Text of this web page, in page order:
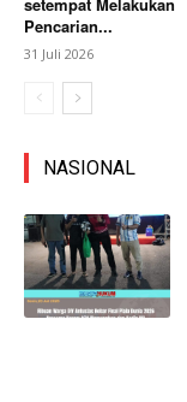
Pencarian...
31 Juli 2026
NASIONAL